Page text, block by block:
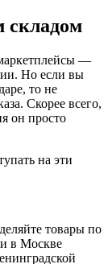
складом
—
Но если вы
то не
Скорее всего,
он просто
товары по
в Москве